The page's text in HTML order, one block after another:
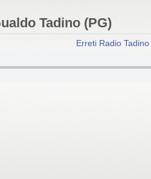
Tadino (PG)
Erreti Radio Tadino